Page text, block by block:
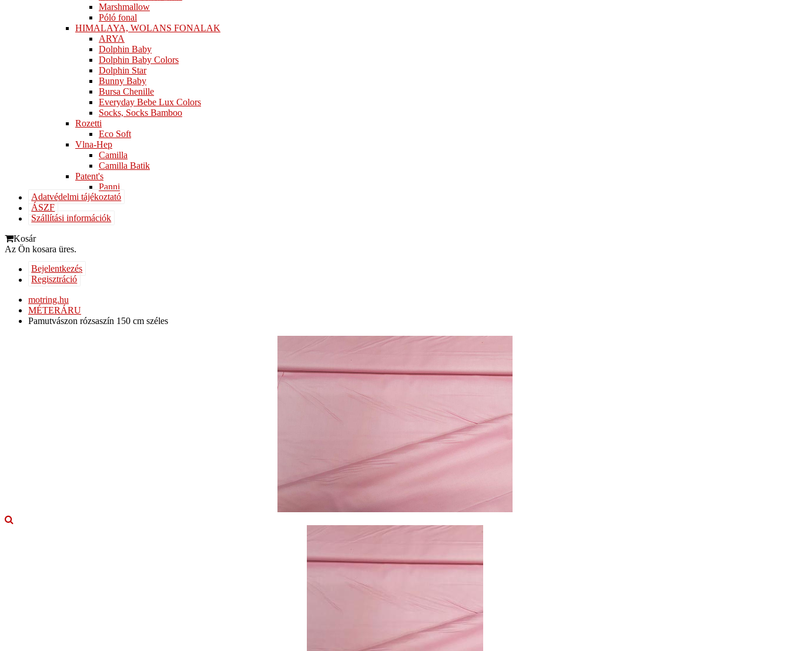
Marshmallow
Póló fonal
HIMALAYA, WOLANS FONALAK
ARYA
Dolphin Baby
Dolphin Baby Colors
Dolphin Star
Bunny Baby
Bursa Chenille
Everyday Bebe Lux Colors
Socks, Socks Bamboo
Rozetti
Eco Soft
Vlna-Hep
Camilla
Camilla Batik
Patent's
Panni
Adatvédelmi tájékoztató
ÁSZF
Szállítási információk
Kosár
Az Ön kosara üres.
Bejelentkezés
Regisztráció
motring.hu
MÉTERÁRU
Pamutvászon rózsaszín 150 cm széles